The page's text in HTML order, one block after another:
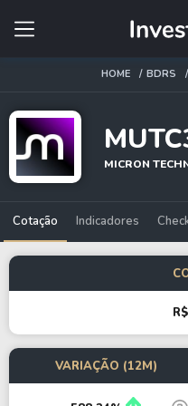
HOME BDRS
MICRON
Cotação Indicadores
VARIAÇÃO (12M)